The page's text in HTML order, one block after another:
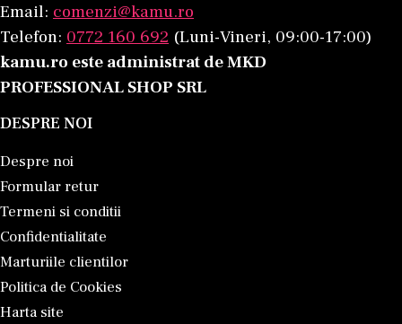
Email: comenzi@kamu.ro
Telefon: 0772 160 692 (Luni-Vineri, 09:00-17:00)
kamu.ro este administrat de MKD
PROFESSIONAL SHOP SRL
DESPRE NOI
Despre noi
Formular retur
Termeni si conditii
Confidentialitate
Marturiile clientilor
Politica de Cookies
Harta site